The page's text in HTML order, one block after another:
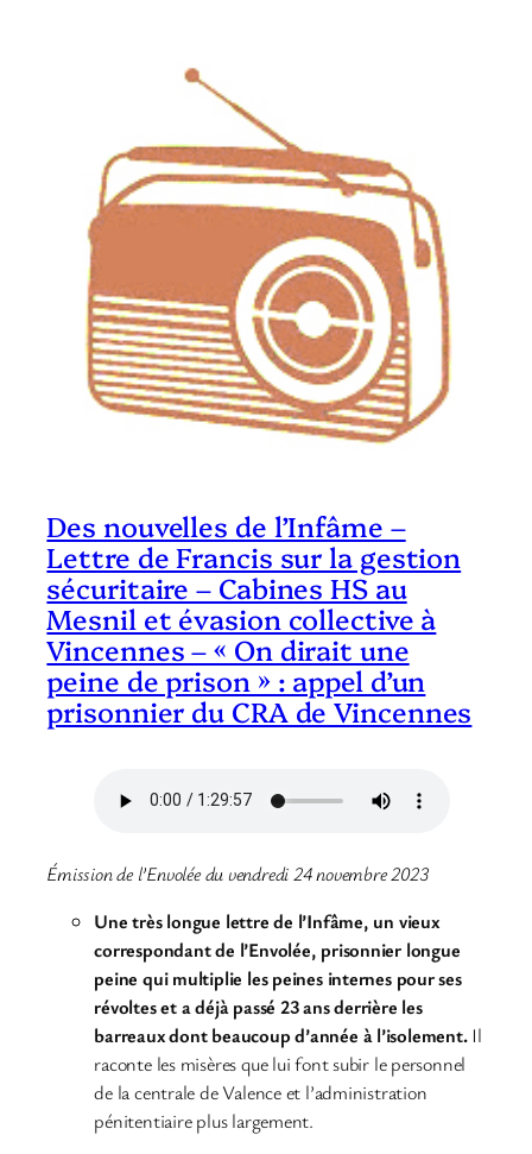
Des nouvelles de l’Infâme –
Lettre de Francis sur la gestion
sécuritaire – Cabines HS au
Mesnil et évasion collective à
Vincennes – « On dirait une
peine de prison » : appel d’un
prisonnier du CRA de Vincennes
Émission de l’Envolée du vendredi 24 novembre 2023
Une très longue lettre de l’Infâme, un vieux
correspondant de l’Envolée, prisonnier longue
peine qui multiplie les peines internes pour ses
révoltes et a déjà passé 23 ans derrière les
barreaux dont beaucoup d’année à l’isolement.Il
raconte les misères que lui font subir le personnel
de la centrale de Valence et l’administration
pénitentiaire plus largement.